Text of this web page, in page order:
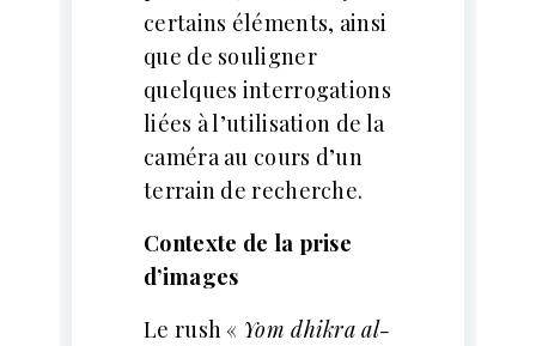
certains éléments, ainsi
que de souligner
quelques interrogations
liées à l’utilisation de la
caméra au cours d’un
terrain de recherche.
Contexte de la prise
d’images
Le rush « Yom dhikra al-